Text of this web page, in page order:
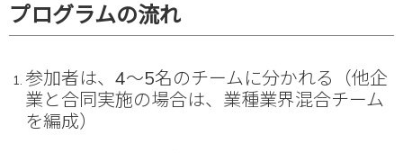
プログラムの流れ
参加者は、4～5名のチームに分かれる（他企
業と合同実施の場合は、業種業界混合チーム
を編成）